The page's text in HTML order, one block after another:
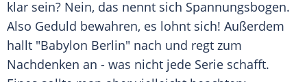
klar sein? Nein, das nennt sich Spannungsbogen.
Also Geduld bewahren, es lohnt sich! Außerdem
hallt "Babylon Berlin" nach und regt zum
Nachdenken an - was nicht jede Serie schafft.